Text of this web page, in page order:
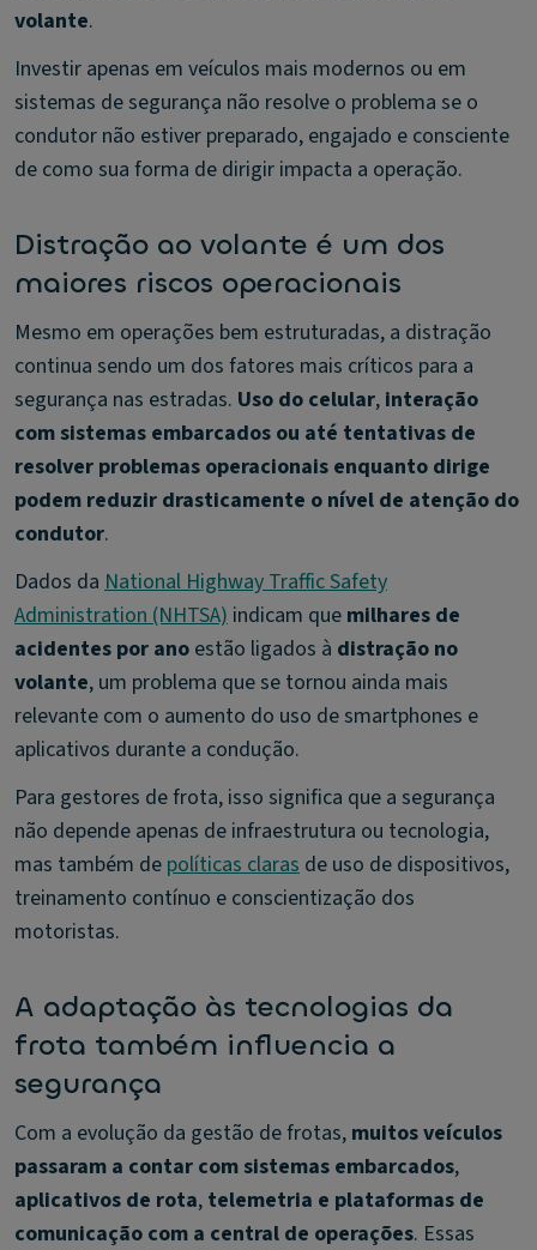
volante.
Investir apenas em veículos mais modernos ou em
sistemas de segurança não resolve o problema se o
condutor não estiver preparado, engajado e consciente
de como sua forma de dirigir impacta a operação.
Distração ao volante é um dos
maiores riscos operacionais
Mesmo em operações bem estruturadas, a distração
continua sendo um dos fatores mais críticos para a
segurança nas estradas. Uso do celular, interação
com sistemas embarcados ou até tentativas de
resolver problemas operacionais enquanto dirige
podem reduzir drasticamente o nível de atenção do
condutor.
Dados da National Highway Traffic Safety
Administration (NHTSA) indicam que milhares de
acidentes por ano estão ligados à distração no
volante, um problema que se tornou ainda mais
relevante com o aumento do uso de smartphones e
aplicativos durante a condução.
Para gestores de frota, isso significa que a segurança
não depende apenas de infraestrutura ou tecnologia,
mas também de políticas claras de uso de dispositivos,
treinamento contínuo e conscientização dos
motoristas.
A adaptação às tecnologias da
frota também influencia a
segurança
Com a evolução da gestão de frotas, muitos veículos
passaram a contar com sistemas embarcados,
aplicativos de rota, telemetria e plataformas de
comunicação com a central de operações. Essas